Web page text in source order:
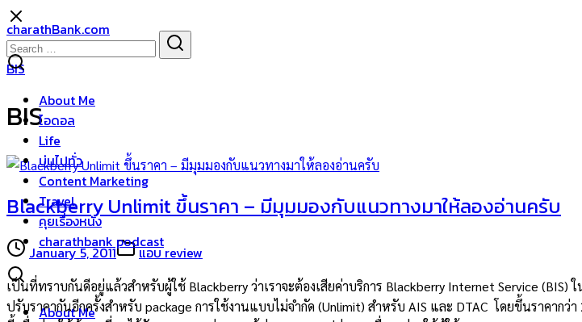
Skip
to
content
charathBank.com
About Me
ไอดอล
Life
บ่นไปทั่ว
Content Marketing
Travel
คุยเรื่องหนัง
charathbank podcast
About Me
Search
for:
BIS
BIS
Blackberry Unlimit ขึ้นราคา – มีมุมมองกับแนวทางมาให้ลองอ่านครับ
January 5, 2011 แอบ review
เป็นที่ทราบกันดีอยู่แล้วสำหรับผู้ใช้ Blackberry ว่าเราจะต้องเสียค่าบริการ Blackberry Internet Service
ปรับราคากันอีกครั้งสำหรับ package การใช้งานแบบไม่จำกัด (Unlimit) สำหรับ AIS และ DTAC โดยขึ้นราคา